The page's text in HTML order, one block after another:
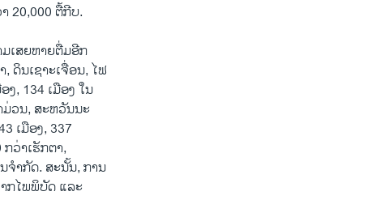
20,000 ຕື້ກີບ.
ເສຍ​ຫາຍ​ຕື່ມ​ອີກ​
ດິນເຊາະເຈື່ອນ, ໄຟ
, 134 ເມືອງ ໃນ
ມ່ວນ, ສະຫວັນນະ
ເມືອງ, 337
ວ່າເຮັກຕາ,
ຈໍາກັດ. ສະນັ້ນ, ການ
ກໄພພິບັດ ແລະ